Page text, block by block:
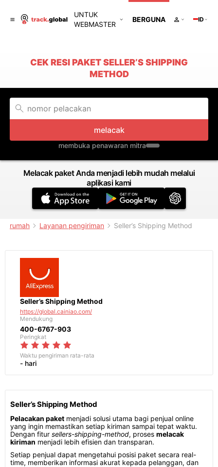
UNTUK
WEBMASTER
BERGUNA ID
CEK RESI PAKET SELLER’S SHIPPING
METHOD
melacak
membuka penawaran mitra
Melacak paket Anda menjadi lebih mudah melalui
aplikasi kami
rumah Layanan pengiriman Seller’s Shipping Method
Seller’s Shipping Method
https://global.cainiao.com/
Mendukung
400-6767-903
Peringkat
Waktu pengiriman rata-rata
- hari
Seller’s Shipping Method
Pelacakan paket menjadi solusi utama bagi penjual online
yang ingin memastikan setiap kiriman sampai tepat waktu.
Dengan fitur sellers-shipping-method, proses melacak
kiriman menjadi lebih efisien dan transparan.
Setiap penjual dapat mengetahui posisi paket secara real-
time, memberikan informasi akurat kepada pelanggan, dan